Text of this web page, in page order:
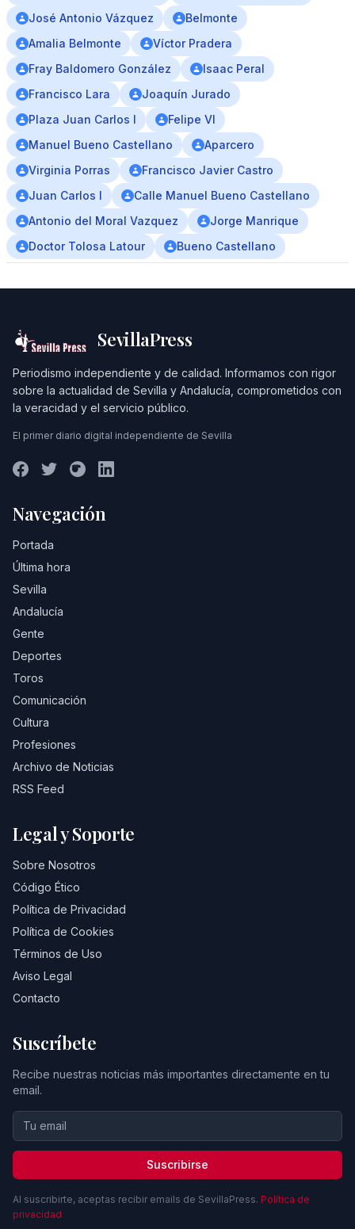
José Antonio Vázquez
Belmonte
Amalia Belmonte
Víctor Pradera
Fray Baldomero González
Isaac Peral
Francisco Lara
Joaquín Jurado
Plaza Juan Carlos I
Felipe VI
Manuel Bueno Castellano
Aparcero
Virginia Porras
Francisco Javier Castro
Juan Carlos I
Calle Manuel Bueno Castellano
Antonio del Moral Vazquez
Jorge Manrique
Doctor Tolosa Latour
Bueno Castellano
SevillaPress
Periodismo independiente y de calidad. Informamos con rigor
sobre la actualidad de Sevilla y Andalucía, comprometidos con
la veracidad y el servicio público.
El primer diario digital independiente de Sevilla
Navegación
Portada
Última hora
Sevilla
Andalucía
Gente
Deportes
Toros
Comunicación
Cultura
Profesiones
Archivo de Noticias
RSS Feed
Legal y Soporte
Sobre Nosotros
Código Ético
Política de Privacidad
Política de Cookies
Términos de Uso
Aviso Legal
Contacto
Suscríbete
Recibe nuestras noticias más importantes directamente en tu
email.
Suscribirse
Al suscribirte, aceptas recibir emails de SevillaPress. Política de
privacidad